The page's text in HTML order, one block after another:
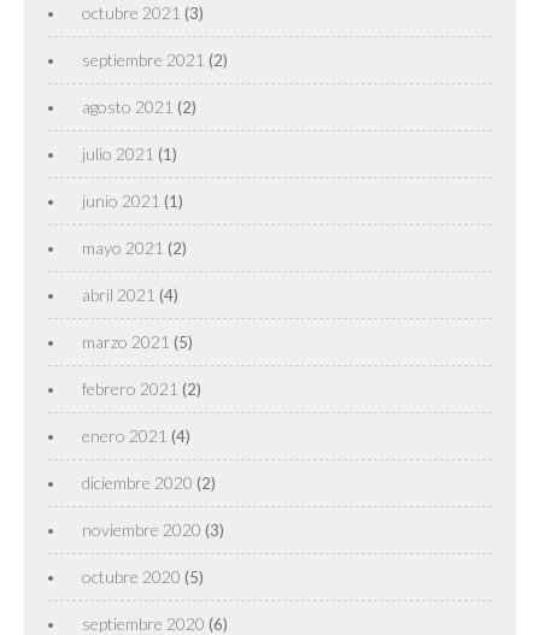
octubre 2021 (3)
septiembre 2021 (2)
agosto 2021 (2)
julio 2021 (1)
junio 2021 (1)
mayo 2021 (2)
abril 2021 (4)
marzo 2021 (5)
febrero 2021 (2)
enero 2021 (4)
diciembre 2020 (2)
noviembre 2020 (3)
octubre 2020 (5)
septiembre 2020 (6)